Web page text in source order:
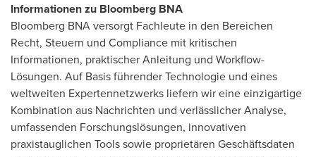
Informationen zu Bloomberg BNA
Bloomberg BNA versorgt Fachleute in den Bereichen
Recht, Steuern und Compliance mit kritischen
Informationen, praktischer Anleitung und Workflow-
Lösungen. Auf Basis führender Technologie und eines
weltweiten Expertennetzwerks liefern wir eine einzigartige
Kombination aus Nachrichten und verlässlicher Analyse,
umfassenden Forschungslösungen, innovativen
praxistauglichen Tools sowie proprietären Geschäftsdaten